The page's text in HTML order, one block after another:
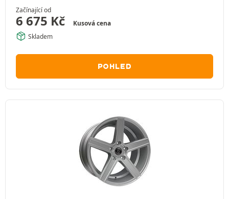
Začínající od
6 675 Kč
Kusová cena
Skladem
POHLED